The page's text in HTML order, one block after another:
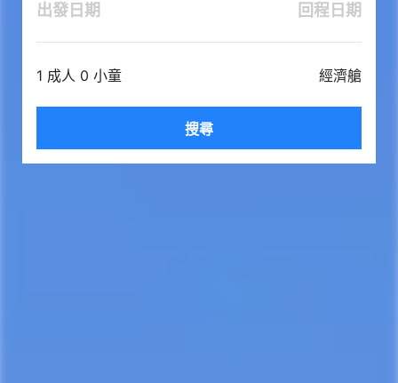
出發日期 回程日期
1 成人 0 小童 經濟艙
搜尋